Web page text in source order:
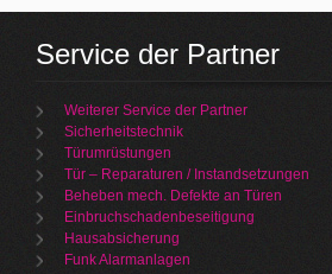
Service der Partner
Weiterer Service der Partner
Sicherheitstechnik
Türumrüstungen
Tür – Reparaturen / Instandsetzungen
Beheben mech. Defekte an Türen
Einbruchschadenbeseitigung
Hausabsicherung
Funk Alarmanlagen